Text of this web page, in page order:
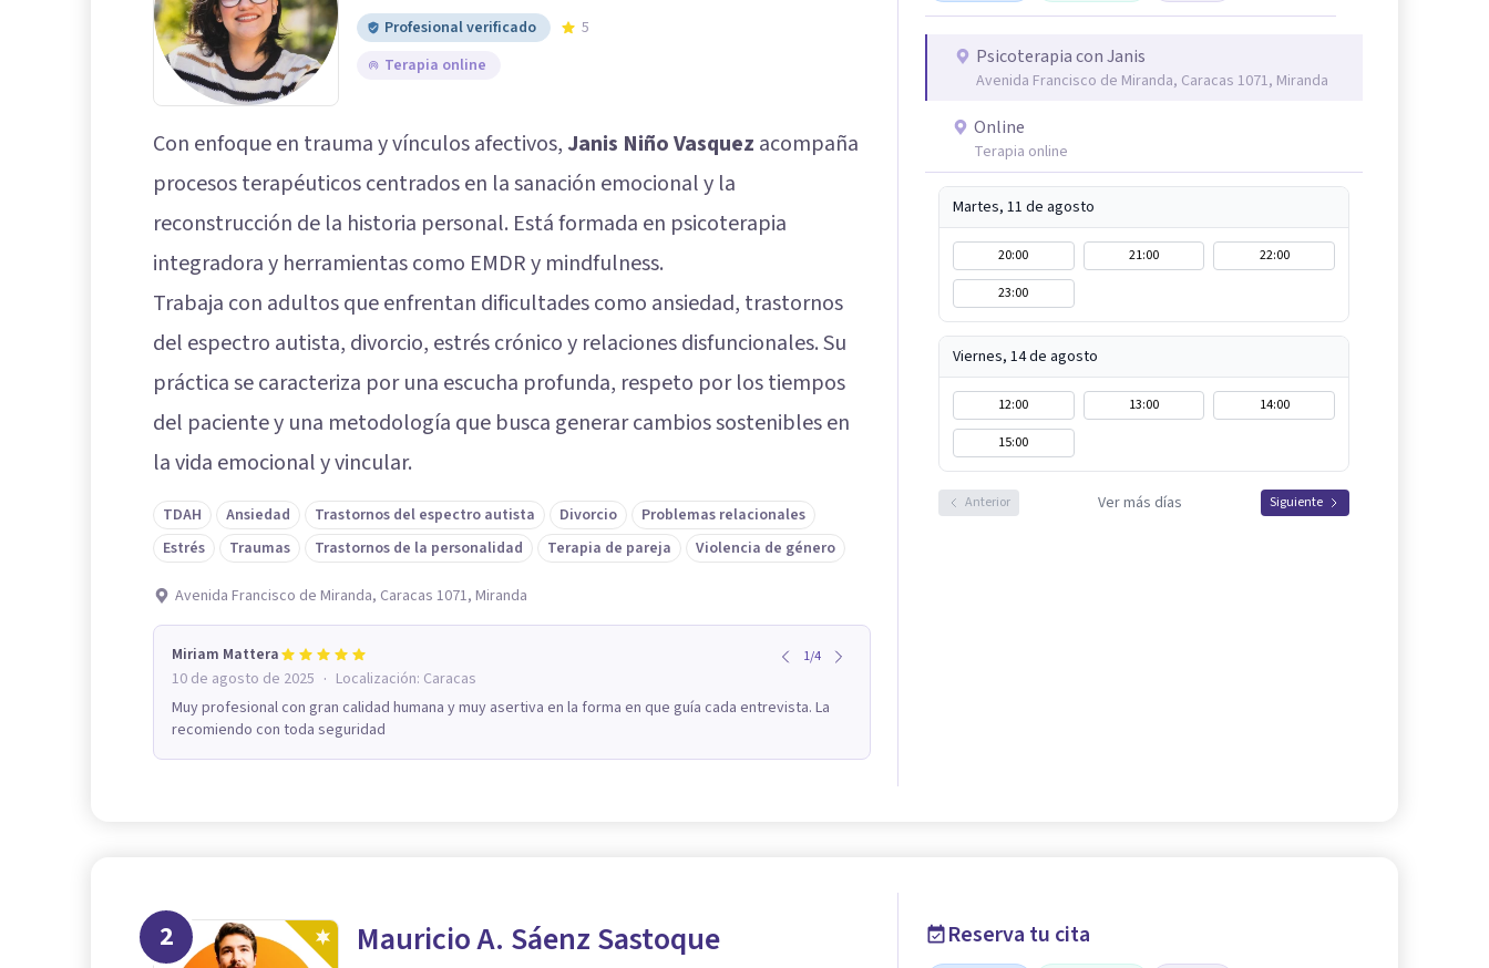
Profesional verificado
5
Terapia online
Con enfoque en trauma y vínculos afectivos,Janis Niño Vasquez acompaña
procesos terapéuticos centrados en la sanación emocional y la
reconstrucción de la historia personal. Está formada en psicoterapia
integradora y herramientas como EMDR y mindfulness.
Trabaja con adultos que enfrentan dificultades como ansiedad, trastornos
del espectro autista, divorcio, estrés crónico y relaciones disfuncionales. Su
práctica se caracteriza por una escucha profunda, respeto por los tiempos
del paciente y una metodología que busca generar cambios sostenibles en
la vida emocional y vincular.
TDAH Ansiedad Trastornos del espectro autista Divorcio
Problemas relacionales
Estrés
Traumas Trastornos de la personalidad Terapia de pareja Violencia de género
Avenida Francisco de Miranda, Caracas 1071, Miranda
Miriam Mattera 1/4
10 de agosto de 2025 · Localización: Caracas
Muy profesional con gran calidad humana y muy asertiva en la forma en que guía cada entrevista. La
recomiendo con toda seguridad
Psicoterapia con Janis
Avenida Francisco de Miranda, Caracas 1071, Miranda
Online
Terapia online
Martes, 11 de agosto
20:00 21:00
22:00
23:00
Viernes, 14 de agosto
12:00 13:00
14:00
15:00
Anterior Ver más días Siguiente
2 Mauricio A. Sáenz Sastoque Reserva tu cita